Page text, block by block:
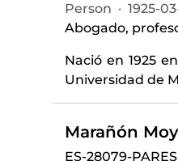
Person · 1925-
Abogado,
Nació en 1925
Universidad de
Marañón
ES-28079-